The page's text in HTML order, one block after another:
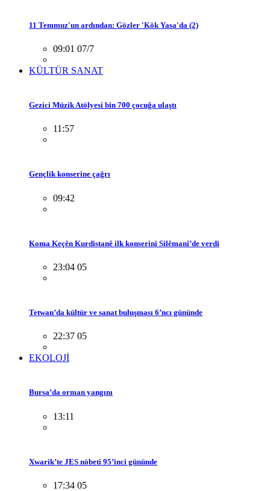
11 Temmuz'un ardından: Gözler 'Kök Yasa'da (2)
09:01 07/7
KÜLTÜR SANAT
Gezici Müzik Atölyesi bin 700 çocuğa ulaştı
11:57
Gençlik konserine çağrı
09:42
Koma Keçên Kurdistanê ilk konserini Silêmanî’de verdi
23:04 05
Tetwan’da kültür ve sanat buluşması 6’ncı gününde
22:37 05
EKOLOJİ
Bursa’da orman yangını
13:11
Xwarik’te JES nöbeti 95’inci gününde
17:34 05